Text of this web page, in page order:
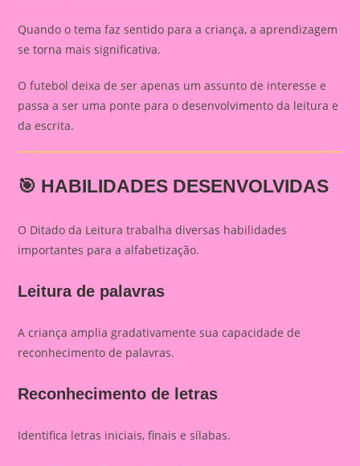
Quando o tema faz sentido para a criança, a aprendizagem
se torna mais significativa.
O futebol deixa de ser apenas um assunto de interesse e
passa a ser uma ponte para o desenvolvimento da leitura e
da escrita.
🎯 HABILIDADES DESENVOLVIDAS
O Ditado da Leitura trabalha diversas habilidades
importantes para a alfabetização.
Leitura de palavras
A criança amplia gradativamente sua capacidade de
reconhecimento de palavras.
Reconhecimento de letras
Identifica letras iniciais, finais e sílabas.